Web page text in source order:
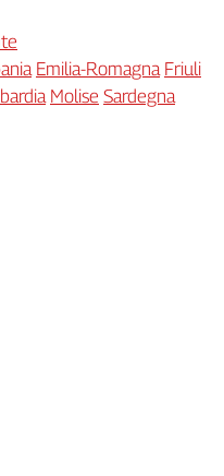
Emilia-Romagna Friuli
Molise Sardegna